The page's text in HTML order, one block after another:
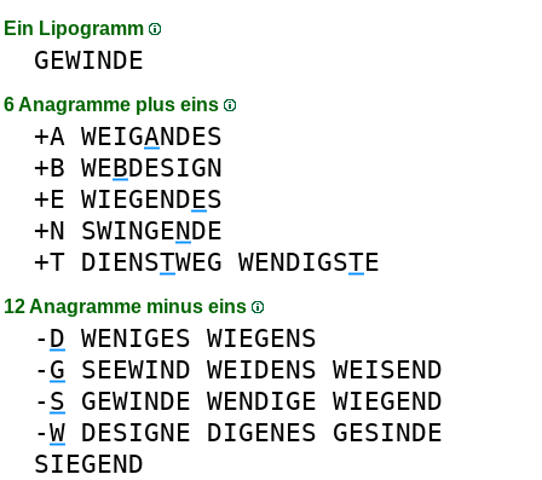
Ein Lipogramm
GEWINDE
6 Anagramme plus eins
+A WEIGANDES
+B WEBDESIGN
+E WIEGENDES
+N SWINGENDE
+T DIENSTWEG WENDIGSTE
12 Anagramme minus eins
- D WENIGES WIEGENS
- G SEEWIND WEIDENS WEISEND
- S GEWINDE WENDIGE WIEGEND
-W DESIGNE DIGENES GESINDE
SIEGEND